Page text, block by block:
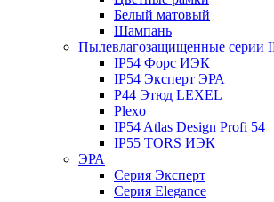
Белый матовый
Шампань
Пылевлагозащищенные серии
IP54 Форс ИЭК
IP54 Эксперт ЭРА
P44 Этюд LEXEL
Plexo
IP54 Atlas Design Profi 54
IP55 TORS ИЭК
ЭРА
Серия Эксперт
Серия Elegance